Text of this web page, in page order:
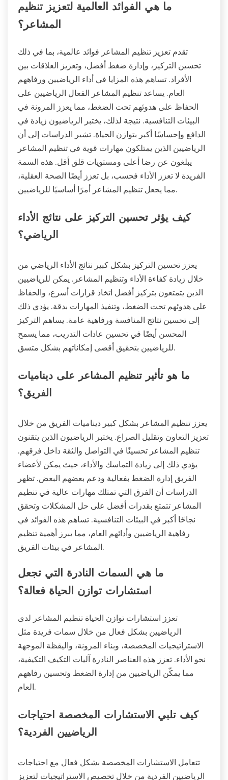
ما هي الفوائد العالمية لتعزيز تنظيم
المشاعر؟
تقدم تعزيز تنظيم المشاعر فوائد عالمية، بما في ذلك
تحسين التركيز، وإدارة ضغط أفضل، وتعزيز العلاقات بين
الأفراد. تساهم هذه المزايا في أداء الرياضيين ورفاههم
العام. يساعد تنظيم المشاعر الفعال الرياضيين على
الحفاظ على هدوئهم تحت الضغط، مما يعزز المرونة في
البيئات التنافسية. نتيجة لذلك، يختبر الرياضيون زيادة في
الدافع وإحساسًا أكبر بتوازن الحياة. تشير الدراسات إلى أن
الرياضيين الذين يمتلكون مهارات قوية في تنظيم المشاعر
يبلغون عن رضا أعلى ومستويات قلق أقل. هذه السمة
الفريدة لا تعزز الأداء فحسب، بل تعزز أيضًا الصحة العقلية،
مما يجعل تنظيم المشاعر أمرًا أساسيًا للرياضيين.
كيف يؤثر تحسين التركيز على نتائج الأداء
الرياضي؟
يعزز تحسين التركيز بشكل كبير نتائج الأداء الرياضي من
خلال زيادة كفاءة الأداء وتنظيم المشاعر. يمكن للرياضيين
الذين يتمتعون بتركيز أفضل اتخاذ قرارات أسرع، والحفاظ
على هدوئهم تحت الضغط، وتنفيذ المهارات بدقة. يؤدي ذلك
إلى تحسين نتائج المنافسة ورفاهية عامة. يساهم التركيز
المحسن أيضًا في تحسين عادات التدريب، مما يسمح
للرياضيين بتحقيق أقصى إمكاناتهم بشكل متسق.
ما هو تأثير تنظيم المشاعر على ديناميات
الفريق؟
يعزز تنظيم المشاعر بشكل كبير ديناميات الفريق من خلال
تعزيز التعاون وتقليل الصراع. يختبر الرياضيون الذين يتقنون
تنظيم المشاعر تحسينًا في التواصل والثقة داخل فرقهم.
يؤدي ذلك إلى زيادة التماسك والأداء، حيث يمكن لأعضاء
الفريق إدارة الضغط بفعالية ودعم بعضهم البعض. تظهر
الدراسات أن الفرق التي تمتلك مهارات عالية في تنظيم
المشاعر تتمتع بقدرات أفضل على حل المشكلات وتحقق
نجاحًا أكبر في البيئات التنافسية. تساهم هذه الفوائد في
رفاهية الرياضيين وأدائهم العام، مما يبرز أهمية تنظيم
المشاعر في بيئات الفريق.
ما هي السمات النادرة التي تجعل
استشارات توازن الحياة فعالة؟
تعزز استشارات توازن الحياة تنظيم المشاعر لدى
الرياضيين بشكل فعال من خلال سمات فريدة مثل
الاستراتيجيات المخصصة، وبناء المرونة، واليقظة الموجهة
نحو الأداء. تعزز هذه العناصر النادرة آليات التكيف التكيفية،
مما يمكّن الرياضيين من إدارة الضغط وتحسين رفاههم
العام.
كيف تلبي الاستشارات المخصصة احتياجات
الرياضيين الفردية؟
تتعامل الاستشارات المخصصة بشكل فعال مع احتياجات
الرياضيين الفردية من خلال تخصيص الاستراتيجيات لتعزيز